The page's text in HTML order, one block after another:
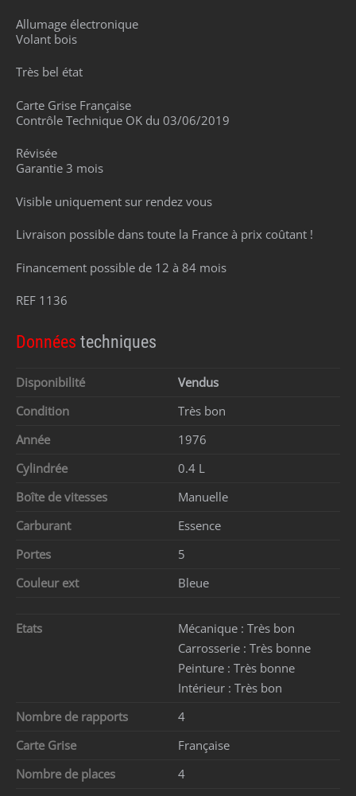
Allumage électronique
Volant bois
Très bel état
Carte Grise Française
Contrôle Technique OK du 03/06/2019
Révisée
Garantie 3 mois
Visible uniquement sur rendez vous
Livraison possible dans toute la France à prix coûtant !
Financement possible de 12 à 84 mois
REF 1136
Données techniques
Disponibilité
Vendus
Condition
Très bon
Année
1976
Cylindrée
0.4 L
Boîte de vitesses
Manuelle
Carburant
Essence
Portes
5
Couleur ext
Bleue
Etats Mécanique : Très bon
Carrosserie : Très bonne
Peinture : Très bonne
Intérieur : Très bon
Nombre de rapports
4
Carte Grise
Française
Nombre de places
4